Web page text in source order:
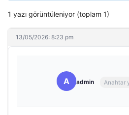
1 yazı görüntüleniyor (toplam 1)
13/05/2026: 8:23 pm
A admin Anahtar